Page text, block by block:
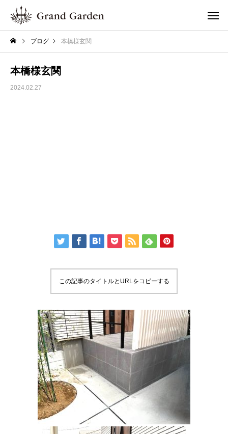
ブログ 本橋様玄関
本橋様玄関
2024.02.27
この記事のタイトルとURLをコピーする